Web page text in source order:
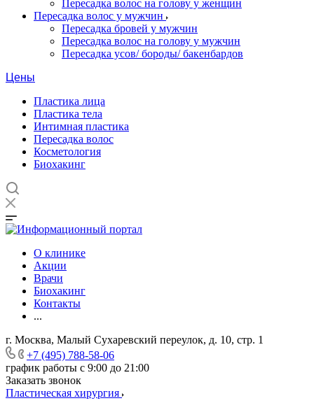
Пересадка волос на голову у женщин
Пересадка волос у мужчин
Пересадка бровей у мужчин
Пересадка волос на голову у мужчин
Пересадка усов/ бороды/ бакенбардов
Цены
Пластика лица
Пластика тела
Интимная пластика
Пересадка волос
Косметология
Биохакинг
О клинике
Акции
Врачи
Биохакинг
Контакты
...
г. Москва, Малый Сухаревский переулок, д. 10, стр. 1
+7 (495) 788-58-06
график работы с 9:00 до 21:00
Заказать звонок
Пластическая хирургия